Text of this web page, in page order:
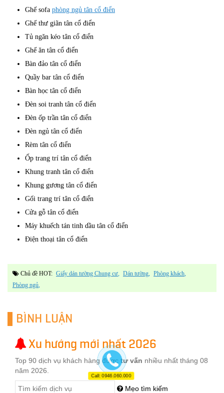
Ghế sofa phòng ngủ tân cổ điển
Ghế thư giãn tân cổ điển
Tủ ngăn kéo tân cổ điển
Ghế ăn tân cổ điển
Bàn đảo tân cổ điển
Quầy bar tân cổ điển
Bàn học tân cổ điển
Đèn soi tranh tân cổ điển
Đèn ốp trần tân cổ điển
Đèn ngủ tân cổ điển
Rèm tân cổ điển
Ốp trang trí tân cổ điển
Khung tranh tân cổ điển
Khung gương tân cổ điển
Gối trang trí tân cổ điển
Cửa gỗ tân cổ điển
Máy khuếch tán tinh dầu tân cổ điển
Điện thoại tân cổ điển
Chủ đề HOT: Giấy dán tường Chung cư dán tường
phòng khách
phòng ngủ
BÌNH LUẬN
Xu hướng mới nhất 2026
Top 90 dịch vụ khách hàng được tư vấn nhiều nhất tháng 08
năm 2026.
Mẹo tìm kiếm
Call: 0946.060.000